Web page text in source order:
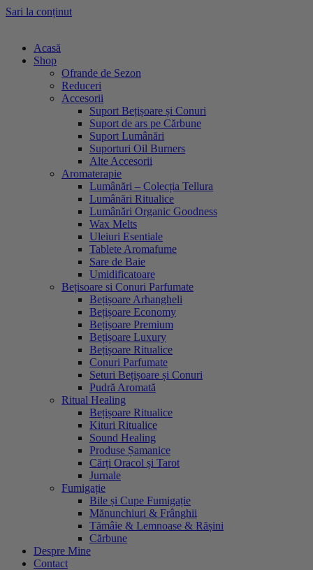
Sari la conținut
Acasă
Shop
Ofrande de Sezon
Reduceri
Accesorii
Suport Bețișoare și Conuri
Suport de ars pe Cărbune
Suport Lumânări
Suporturi Oil Burners
Alte Accesorii
Aromaterapie
Lumânări – Colecția Tellura
Lumânări Ritualice
Lumânări Organic Goodness
Wax Melts
Uleiuri Esentiale
Tablete Aromafume
Sare de Baie
Umidificatoare
Bețisoare si Conuri Parfumate
Bețișoare Arhangheli
Bețișoare Economy
Bețișoare Premium
Bețișoare Luxury
Bețișoare Ritualice
Conuri Parfumate
Seturi Bețișoare și Conuri
Pudră Aromată
Ritual Healing
Bețișoare Ritualice
Kituri Ritualice
Sound Healing
Produse Șamanice
Cărți Oracol și Tarot
Jurnale
Fumigație
Bile și Cupe Fumigație
Mănunchiuri & Frânghii
Tămâie & Lemnoase & Rășini
Cărbune
Despre Mine
Contact